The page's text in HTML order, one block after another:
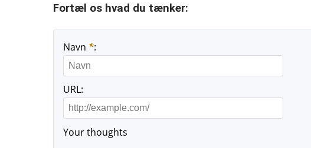
Fortæl os hvad du tænker:
Navn *:
URL:
Your thoughts